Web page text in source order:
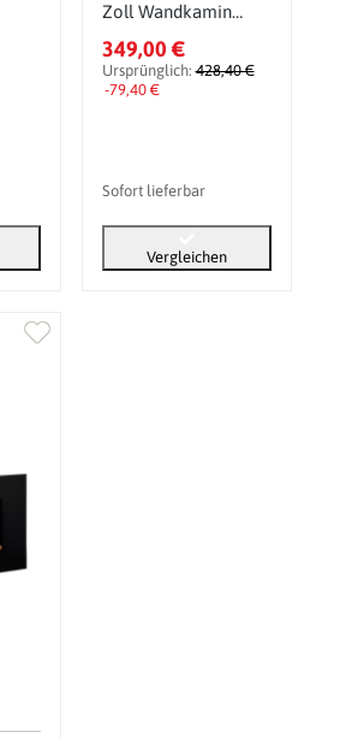
Zoll Wandkamin
1600 W
349,00 €
Ursprünglich:428,40 €
-79,40 €
Sofort lieferbar
Vergleichen